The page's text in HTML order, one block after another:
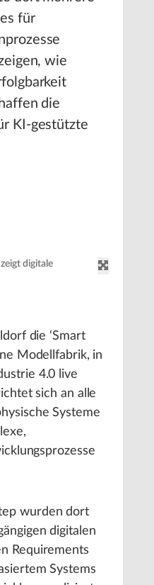
für
wie
die
KI-gestützte
digitale
die ‘Smart
Modellfabrik, in
4.0 live
sich an alle
Systeme
wurden dort
digitalen
Requirements
Systems